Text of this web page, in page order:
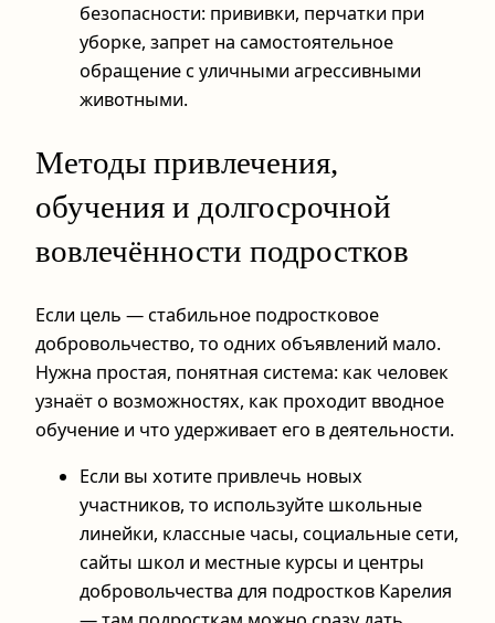
безопасности: прививки, перчатки при
уборке, запрет на самостоятельное
обращение с уличными агрессивными
животными.
Методы привлечения,
обучения и долгосрочной
вовлечённости подростков
Если цель — стабильное подростковое
добровольчество, то одних объявлений мало.
Нужна простая, понятная система: как человек
узнаёт о возможностях, как проходит вводное
обучение и что удерживает его в деятельности.
Если вы хотите привлечь новых
участников, то используйте школьные
линейки, классные часы, социальные сети,
сайты школ и местные курсы и центры
добровольчества для подростков Карелия